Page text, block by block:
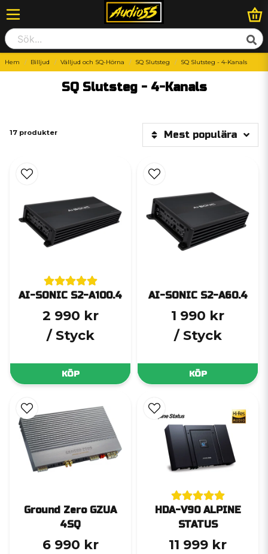
Hem Billjud Välljud och SQ-Hörna SQ Slutsteg SQ Slutsteg - 4-Kanals
SQ Slutsteg - 4-Kanals
17 produkter Mest populära
AI-SONIC S2-A100.4
2 990 kr
/ Styck
KÖP
AI-SONIC S2-A60.4
1 990 kr
/ Styck
KÖP
Ground Zero GZUA
4SQ
6 990 kr
HDA-V90 ALPINE
STATUS
11 999 kr